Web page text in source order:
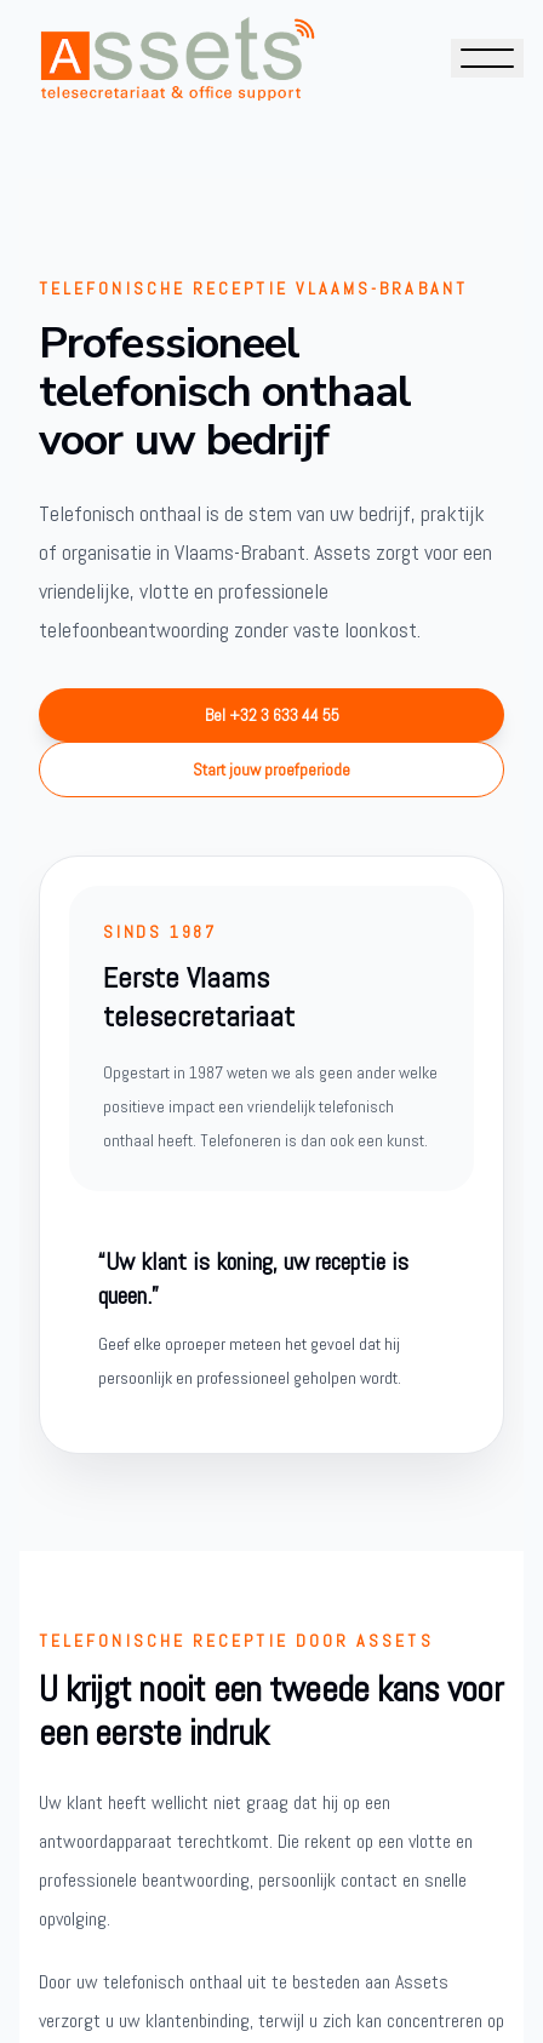
TELEFONISCHE RECEPTIE VLAAMS-BRABANT
Professioneel
telefonisch onthaal
voor uw bedrijf
Telefonisch onthaal is de stem van uw bedrijf, praktijk
of organisatie in Vlaams-Brabant. Assets zorgt voor een
vriendelijke, vlotte en professionele
telefoonbeantwoording zonder vaste loonkost.
Bel +32 3 633 44 55
Start jouw proefperiode
SINDS 1987
Eerste Vlaams
telesecretariaat
Opgestart in 1987 weten we als geen ander welke
positieve impact een vriendelijk telefonisch
onthaal heeft. Telefoneren is dan ook een kunst.
“Uw klant is koning, uw receptie is
queen.”
Geef elke oproeper meteen het gevoel dat hij
persoonlijk en professioneel geholpen wordt.
TELEFONISCHE RECEPTIE DOOR ASSETS
U krijgt nooit een tweede kans voor
een eerste indruk
Uw klant heeft wellicht niet graag dat hij op een
antwoordapparaat terechtkomt. Die rekent op een vlotte en
professionele beantwoording, persoonlijk contact en snelle
opvolging.
Door uw telefonisch onthaal uit te besteden aan Assets
verzorgt u uw klantenbinding, terwijl u zich kan concentreren op